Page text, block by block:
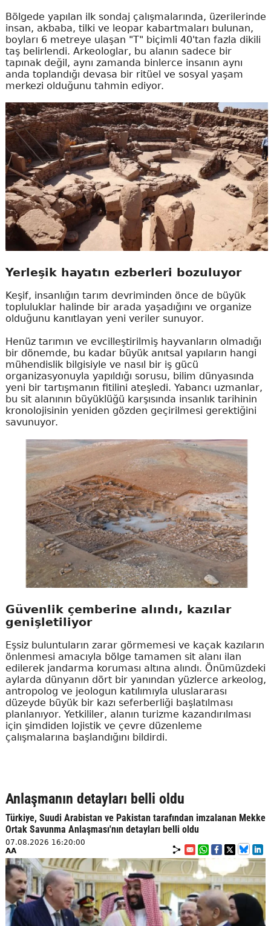
Bölgede yapılan ilk sondaj çalışmalarında, üzerilerinde
insan, akbaba, tilki ve leopar kabartmaları bulunan,
boyları 6 metreye ulaşan "T" biçimli 40'tan fazla dikili
taş belirlendi. Arkeologlar, bu alanın sadece bir
tapınak değil, aynı zamanda binlerce insanın aynı
anda toplandığı devasa bir ritüel ve sosyal yaşam
merkezi olduğunu tahmin ediyor.
Yerleşik hayatın ezberleri bozuluyor
Keşif, insanlığın tarım devriminden önce de büyük
topluluklar halinde bir arada yaşadığını ve organize
olduğunu kanıtlayan yeni veriler sunuyor.
Henüz tarımın ve evcilleştirilmiş hayvanların olmadığı
bir dönemde, bu kadar büyük anıtsal yapıların hangi
mühendislik bilgisiyle ve nasıl bir iş gücü
organizasyonuyla yapıldığı sorusu, bilim dünyasında
yeni bir tartışmanın fitilini ateşledi. Yabancı uzmanlar,
bu sit alanının büyüklüğü karşısında insanlık tarihinin
kronolojisinin yeniden gözden geçirilmesi gerektiğini
savunuyor.
Güvenlik çemberine alındı, kazılar
genişletiliyor
Eşsiz buluntuların zarar görmemesi ve kaçak kazıların
önlenmesi amacıyla bölge tamamen sit alanı ilan
edilerek jandarma koruması altına alındı. Önümüzdeki
aylarda dünyanın dört bir yanından yüzlerce arkeolog,
antropolog ve jeologun katılımıyla uluslararası
düzeyde büyük bir kazı seferberliği başlatılması
planlanıyor. Yetkililer, alanın turizme kazandırılması
için şimdiden lojistik ve çevre düzenleme
çalışmalarına başlandığını bildirdi.
Anlaşmanın detayları belli oldu
Türkiye, Suudi Arabistan ve Pakistan tarafından imzalanan Mekke
Ortak Savunma Anlaşması'nın detayları belli oldu
07.08.2026 16:20:00
AA